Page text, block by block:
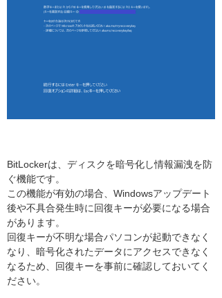
BitLockerは、ディスクを暗号化し情報漏洩を防
ぐ機能です。
この機能が有効の場合、Windowsアップデート
後や不具合発生時に回復キーが必要になる場合
があります。
回復キーが不明な場合パソコンが起動できなく
なり、暗号化されたデータにアクセスできなく
なるため、回復キーを事前に確認しておいてく
ださい。